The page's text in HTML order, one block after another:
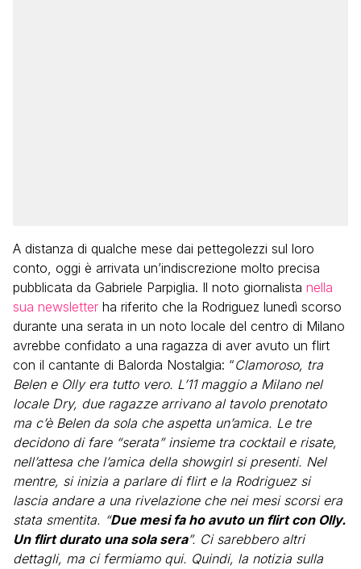
A distanza di qualche mese dai pettegolezzi sul loro
conto, oggi è arrivata un’indiscrezione molto precisa
pubblicata da Gabriele Parpiglia. Il noto giornalista nella
sua newsletter ha riferito che la Rodriguez lunedì scorso
durante una serata in un noto locale del centro di Milano
avrebbe confidato a una ragazza di aver avuto un flirt
con il cantante di Balorda Nostalgia: “Clamoroso, tra
Belen e Olly era tutto vero. L’11 maggio a Milano nel
locale Dry, due ragazze arrivano al tavolo prenotato
ma c’è Belen da sola che aspetta un’amica. Le tre
decidono di fare “serata” insieme tra cocktail e risate,
nell’attesa che l’amica della showgirl si presenti. Nel
mentre, si inizia a parlare di flirt e la Rodriguez si
lascia andare a una rivelazione che nei mesi scorsi era
stata smentita. “Due mesi fa ho avuto un flirt con Olly.
Un flirt durato una sola sera”. Ci sarebbero altri
dettagli, ma ci fermiamo qui. Quindi, la notizia sulla